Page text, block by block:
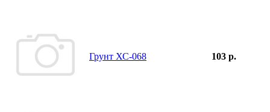
Грунт ХС-068 103 р.